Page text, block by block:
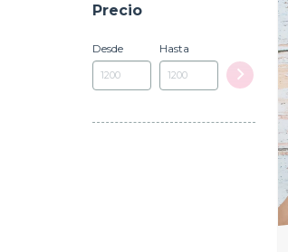
Precio
Desde Hasta